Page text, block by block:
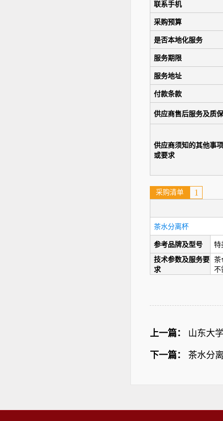
联系手机
采购预算
是否本地化服务
服务期限
服务地址
付款条款
供应商售后服务及质保
供应商须知的其他事项
或要求
采购清单 1
茶水分离杯
参考品牌及型号
特
技术参数及服务要
求
茶
不
上一篇： 山东大
下一篇： 茶水分